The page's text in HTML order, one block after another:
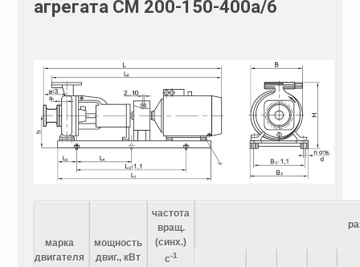
агрегата СМ 200-150-400а/6
марка
двигателя
мощность
двиг., кВт
частота
вращ.
(синх.)
с-1